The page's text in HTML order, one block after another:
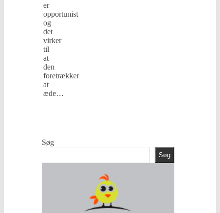
er
opportunist
og
det
virker
til
at
den
foretrækker
at
æde…
Søg
Søg